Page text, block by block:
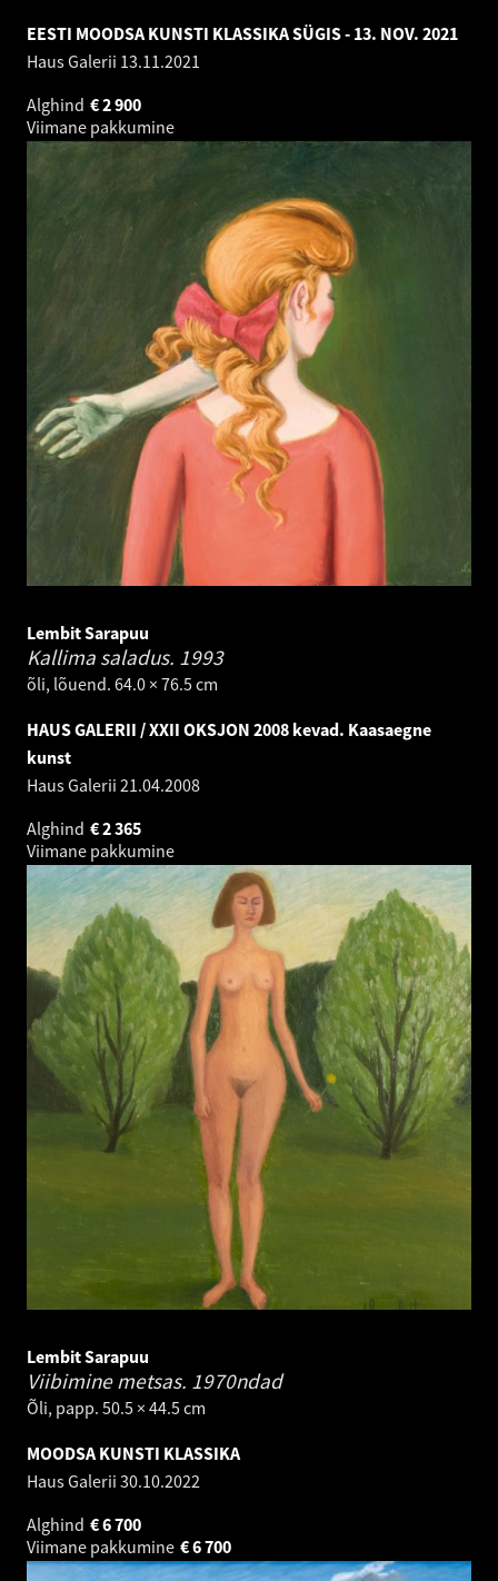
EESTI MOODSA KUNSTI KLASSIKA SÜGIS - 13. NOV. 2021
Haus Galerii 13.11.2021
Alghind
2 900
€
Viimane pakkumine
Lembit Sarapuu
Kallima saladus. 1993
õli, lõuend. 64.0 × 76.5 cm
HAUS GALERII / XXII OKSJON 2008 kevad. Kaasaegne
kunst
Haus Galerii 21.04.2008
Alghind
2 365
€
Viimane pakkumine
Lembit Sarapuu
Viibimine metsas. 1970ndad
Õli, papp. 50.5 × 44.5 cm
MOODSA KUNSTI KLASSIKA
Haus Galerii 30.10.2022
Alghind
6 700
€
Viimane pakkumine
6 700
€